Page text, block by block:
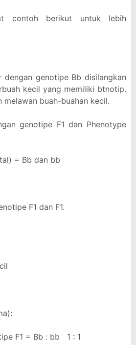
contoh berikut untuk lebih
dengan genotipe Bb disilangkan
kecil yang memiliki btnotip.
melawan buah-buahan kecil.
genotipe F1 dan Phenotype
= Bb dan bb
F1 dan F1.
F1 = Bb : bb 1 : 1